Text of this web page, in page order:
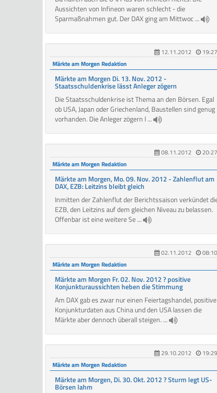
Aussichten von Infineon waren schlecht - die
Sparmaßnahmen gut. Der DAX ging am Mittwoc ...
12.11.2012
19:27
Märkte am Morgen Redaktion
Märkte am Morgen Di. 13. Nov. 2012 -
Staatsschuldenkrise lässt Anleger zögern
Die Staatsschuldenkrise ist Thema an den Börsen. Egal
ob USA, Japan oder Griechenland, Baustellen sind genug
vorhanden. Die Anleger zögern l ...
08.11.2012
20:27
Märkte am Morgen Redaktion
Märkte am Morgen, Mo. 09. Nov. 2012 - Zahlenflut am
DAX, EZB: Leitzins bleibt gleich
Inmitten der Zahlenflut der Berichtssaison verkündet
EZB, den Leitzins auf dem gleichen Niveau zu belassen.
Offenbar ist eine weitere Se ...
02.11.2012
08:10
Märkte am Morgen Redaktion
Märkte am Morgen Fr. 02. Nov. 2012 ? positive
Konjunkturaussichten heben die Stimmung
Am DAX gab es zwar nur einen Feiertagshandel, positive
Konjunkturdaten aus China und den USA lassen die
Märkte aber dennoch überall steigen. ...
29.10.2012
19:29
Märkte am Morgen Redaktion
Märkte am Morgen, Di. 30. Okt. 2012 ? Sturm legt US-
Börsen lahm